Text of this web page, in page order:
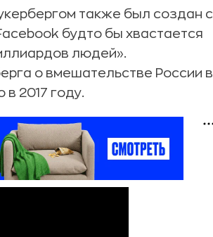
также был создан с
будто бы хвастается
людей».
о вмешательстве России в
2017 году.